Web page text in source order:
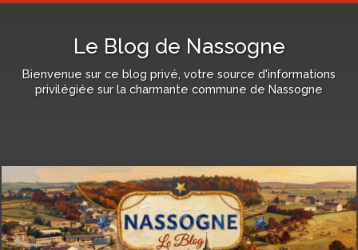
Le Blog de Nassogne
Bienvenue sur ce blog privé, votre source d'informations
privilégiée sur la charmante commune de Nassogne